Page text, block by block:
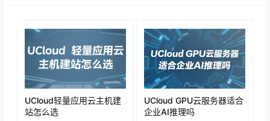
UCloud轻量应用云主机建
站怎么选
UCloud GPU云服务器适合
企业AI推理吗